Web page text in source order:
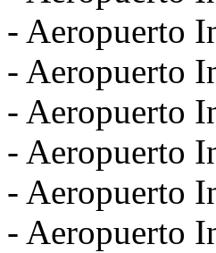
- Aeropuerto
- Aeropuerto
- Aeropuerto
- Aeropuerto
- Aeropuerto
- Aeropuerto